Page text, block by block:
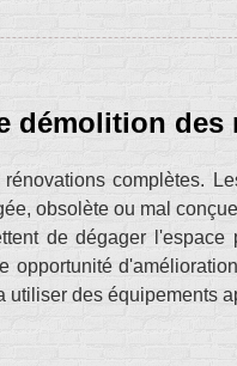
démolition des
complètes.
obsolète ou mal
de dégager l'espace
opportunité
utiliser des équipements